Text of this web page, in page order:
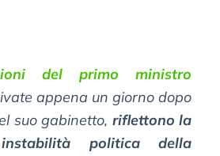
del primo ministro
appena un giorno dopo
suo gabinetto, riflettono la
politica della